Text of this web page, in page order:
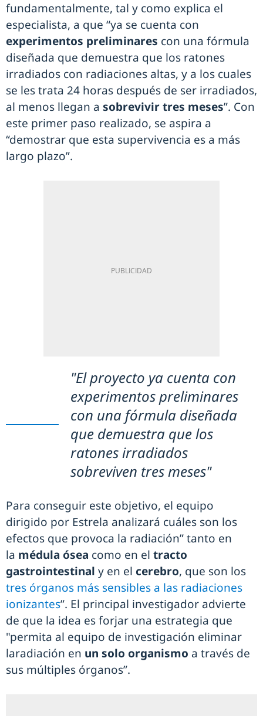
fundamentalmente, tal y como explica el
especialista, a que “ya se cuenta con
experimentos preliminares con una fórmula
diseñada que demuestra que los ratones
irradiados con radiaciones altas, y a los cuales
se les trata 24 horas después de ser irradiados,
al menos llegan a sobrevivir tres meses”. Con
este primer paso realizado, se aspira a
“demostrar que esta supervivencia es a más
largo plazo”.
"El proyecto ya cuenta con
experimentos preliminares
con una fórmula diseñada
que demuestra que los
ratones irradiados
sobreviven tres meses"
Para conseguir este objetivo, el equipo
dirigido por Estrela analizará cuáles son los
efectos que provoca la radiación” tanto en
la médula ósea como en el tracto
gastrointestinal y en el cerebro, que son los
tres órganos más sensibles a las radiaciones
ionizantes”. El principal investigador advierte
de que la idea es forjar una estrategia que
"permita al equipo de investigación eliminar
laradiación en un solo organismo a través de
sus múltiples órganos”.